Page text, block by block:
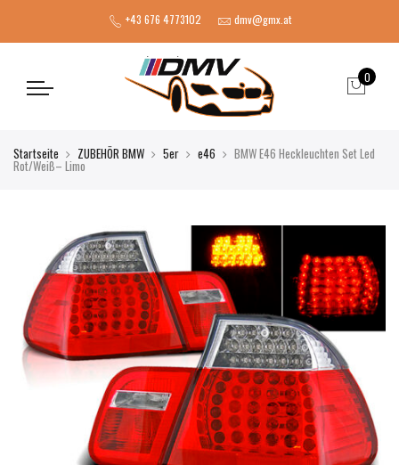
+43 676 4773102 dmv@gmx.at
0
Startseite ZUBEHÖR BMW 5er e46 BMW E46 Heckleuchten Set Led
Rot/Weiß– Limo